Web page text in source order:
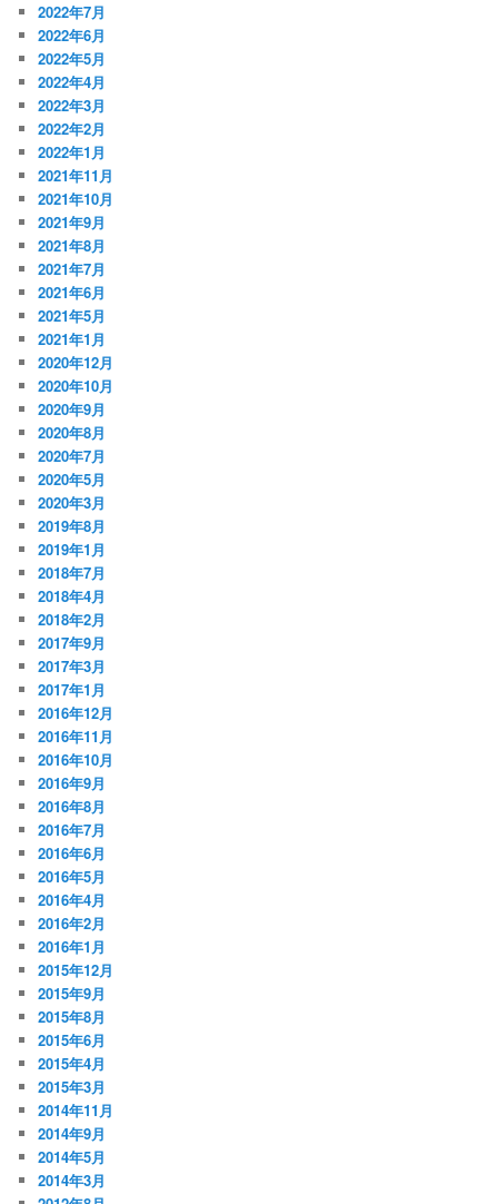
2022年7月
2022年6月
2022年5月
2022年4月
2022年3月
2022年2月
2022年1月
2021年11月
2021年10月
2021年9月
2021年8月
2021年7月
2021年6月
2021年5月
2021年1月
2020年12月
2020年10月
2020年9月
2020年8月
2020年7月
2020年5月
2020年3月
2019年8月
2019年1月
2018年7月
2018年4月
2018年2月
2017年9月
2017年3月
2017年1月
2016年12月
2016年11月
2016年10月
2016年9月
2016年8月
2016年7月
2016年6月
2016年5月
2016年4月
2016年2月
2016年1月
2015年12月
2015年9月
2015年8月
2015年6月
2015年4月
2015年3月
2014年11月
2014年9月
2014年5月
2014年3月